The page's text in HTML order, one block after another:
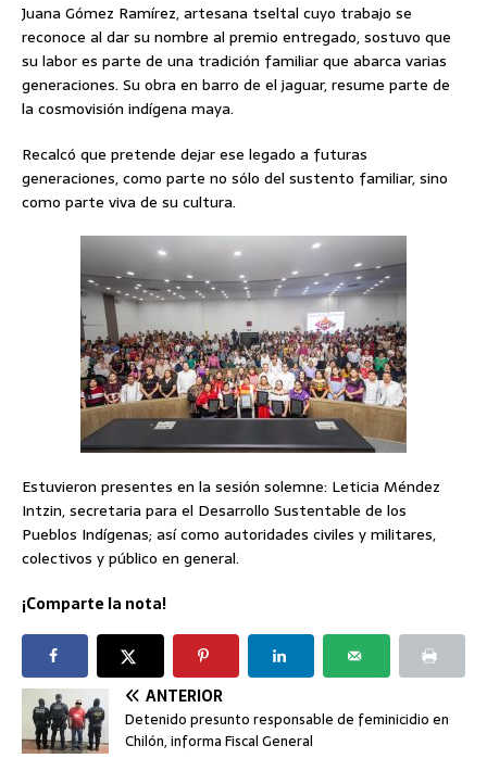
Juana Gómez Ramírez, artesana tseltal cuyo trabajo se
reconoce al dar su nombre al premio entregado, sostuvo que
su labor es parte de una tradición familiar que abarca varias
generaciones. Su obra en barro de el jaguar, resume parte de
la cosmovisión indígena maya.
Recalcó que pretende dejar ese legado a futuras
generaciones, como parte no sólo del sustento familiar, sino
como parte viva de su cultura.
Estuvieron presentes en la sesión solemne: Leticia Méndez
Intzin, secretaria para el Desarrollo Sustentable de los
Pueblos Indígenas; así como autoridades civiles y militares,
colectivos y público en general.
¡Comparte la nota!
ANTERIOR
Detenido presunto responsable de feminicidio en
Chilón, informa Fiscal General